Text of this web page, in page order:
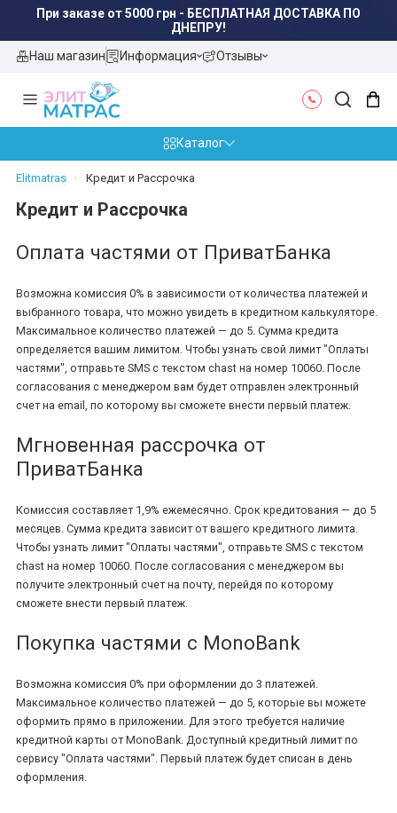
При заказе от 5000 грн - БЕСПЛАТНАЯ ДОСТАВКА ПО
ДНЕПРУ!
Наш магазин
Информация Отзывы
Каталог
Elitmatras Кредит и Рассрочка
Кредит и Рассрочка
Оплата частями от ПриватБанка
Возможна комиссия 0% в зависимости от количества платежей и
выбранного товара, что можно увидеть в кредитном калькуляторе.
Максимальное количество платежей — до 5. Сумма кредита
определяется вашим лимитом. Чтобы узнать свой лимит "Оплаты
частями", отправьте SMS с текстом chast на номер 10060. После
согласования с менеджером вам будет отправлен электронный
счет на email, по которому вы сможете внести первый платеж.
Мгновенная рассрочка от
ПриватБанка
Комиссия составляет 1,9% ежемесячно. Срок кредитования — до 5
месяцев. Сумма кредита зависит от вашего кредитного лимита.
Чтобы узнать лимит "Оплаты частями", отправьте SMS с текстом
chast на номер 10060. После согласования с менеджером вы
получите электронный счет на почту, перейдя по которому
сможете внести первый платеж.
Покупка частями с MonoBank
Возможна комиссия 0% при оформлении до 3 платежей.
Максимальное количество платежей — до 5, которые вы можете
оформить прямо в приложении. Для этого требуется наличие
кредитной карты от MonoBank. Доступный кредитный лимит по
сервису "Оплата частями". Первый платеж будет списан в день
оформления.